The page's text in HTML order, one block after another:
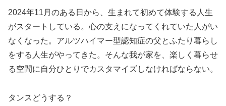
2024年11月のある日から、生まれて初めて体験する人生
がスタートしている。心の支えになってくれていた人がい
なくなった。アルツハイマー型認知症の父とふたり暮らし
をする人生がやってきた。そんな我が家を、楽しく暮らせ
る空間に自分ひとりでカスタマイズしなければならない。
タンスどうする？